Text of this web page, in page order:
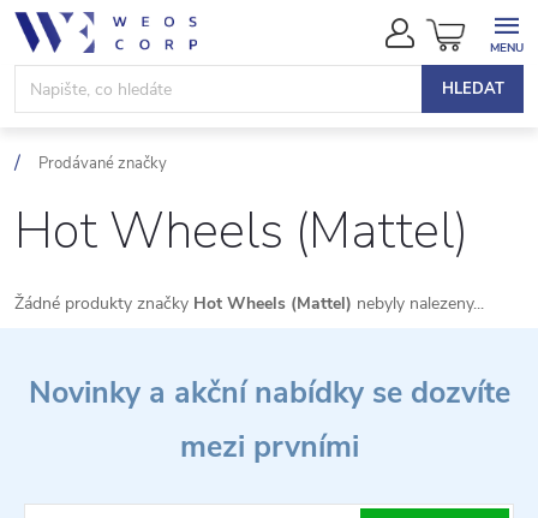
Přejít
obsah
HLEDAT
NÁKUPNÍ
KOŠÍK
Prodávané značky
Hot Wheels (Mattel)
Žádné produkty značky Hot Wheels (Mattel) nebyly nalezeny...
Novinky a akční nabídky se dozvíte
mezi prvními